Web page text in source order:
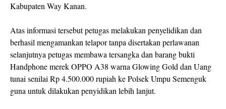
Kabupaten Way Kanan.
Atas informasi tersebut petugas melakukan penyelidikan dan
berhasil mengamankan telapor tanpa disertakan perlawanan
selanjutnya petugas membawa tersangka dan barang bukti
Handphone merek OPPO A38 warna Glowing Gold dan Uang
tunai senilai Rp 4.500.000 rupiah ke Polsek Umpu Semenguk
guna untuk dilakukan penyidikan lebih lanjut.